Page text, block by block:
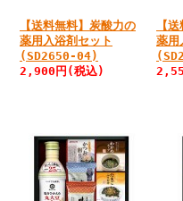
【送料無料】炭酸力の
薬用入浴剤セット
(SD2650-04)
2,900円 (税込)
【
薬用